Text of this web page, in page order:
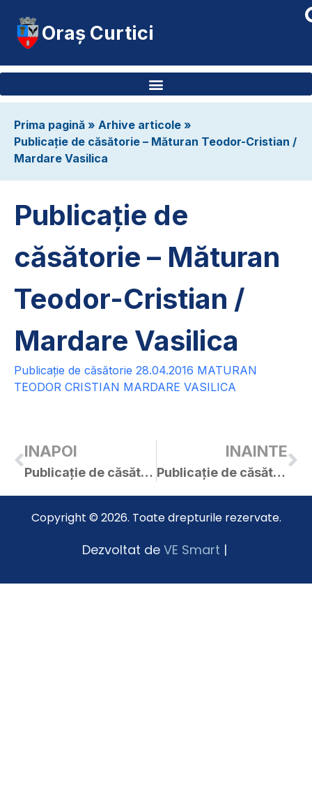
Oraș Curtici
Prima pagină » Arhive articole »
Publicație de căsătorie – Măturan Teodor-Cristian /
Mardare Vasilica
Publicație de
căsătorie – Măturan
Teodor-Cristian /
Mardare Vasilica
Publicație de căsătorie 28.04.2016 MATURAN
TEODOR CRISTIAN MARDARE VASILICA
INAPOI
Publicație de căsătorie – Muntean Florin / Covaciu Cristiana
INAINTE
Publicație de căsătorie – Pârv Adrian-Sergiu / Moldovan Lorena-Miruna
Copyright © 2026. Toate drepturile rezervate.
Dezvoltat de VE Smart |